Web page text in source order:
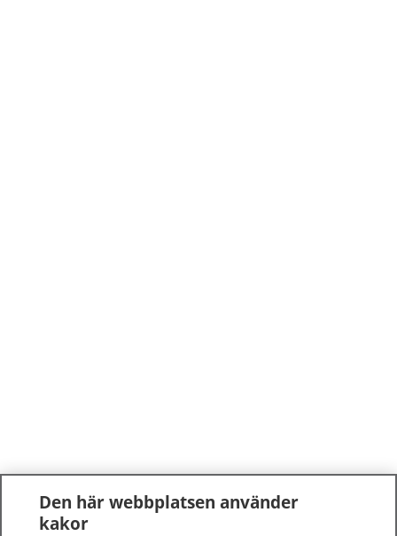
Den här webbplatsen använder
kakor